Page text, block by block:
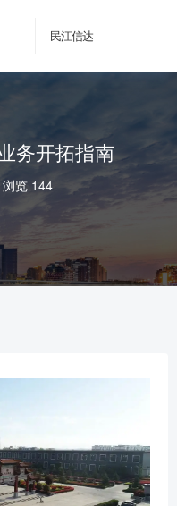
民江信达
务开拓指南
浏览 144